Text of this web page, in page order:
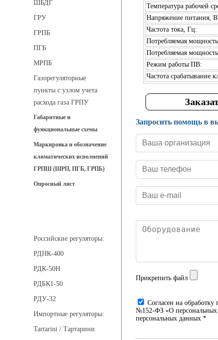
ШБДГ
ГРУ
ГРПБ
ПГБ
МРПБ
Газорегуляторные
пункты с узлом учета
расхода газа ГРПУ
Габаритные и
функциональные схемы
Маркировка и обозначение
климатических исполнений
ГРПШ (ШРП, ПГБ, ГРПБ)
Опросный лист
Российские регуляторы:
РДНК-400
РДК-50Н
РДБК1-50
РДУ-32
Импортные регуляторы:
Tartarini / Тартарини
Температура рабочей
Напряжение питания,
Частота тока, Гц:
Потребляемая
Потребляемая
Режим работы ПВ:
Частота срабатывание
Запросить помощь в
Прикрепить файл
Cогласен на
№152-ФЗ «О персональных
персональных данных *